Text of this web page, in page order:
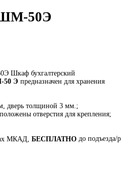
50Э
Шкаф бухгалтерский
50 Э предназначен для хранения
дверь толщиной 3 мм.;
отверстия для крепления;
МКАД, БЕСПЛАТНО до подъезда/p